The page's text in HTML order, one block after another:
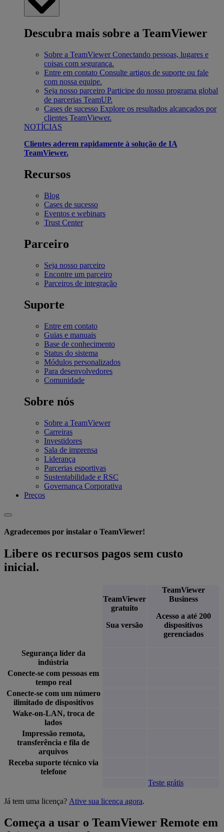
Descubra mais sobre a TeamViewer
Sobre a TeamViewer Conectando pessoas, lugares e
coisas com segurança.
Entre em contato Consulte artigos de suporte ou fale
com nossa equipe.
Seja nosso parceiro Participe do nosso programa global
de parcerias TeamUP.
Cases de sucesso Explore os resultados alcançados por
clientes TeamViewer.
NOTÍCIAS
Clientes aderem rapidamente à solução de IA
TeamViewer.
Recursos
Blog
Cases de sucesso
Eventos e webinars
Trust Center
Parceiro
Seja nosso parceiro
Encontre um parceiro
Parceiros de integração
Suporte
Entre em contato
Guias e manuais
Base de conhecimento
Status do sistema
Módulos personalizados
Para desenvolvedores
Comunidade
Sobre nós
Sobre a TeamViewer
Carreiras
Investidores
Sala de imprensa
Liderança
Parcerias esportivas
Sustentabilidade e RSC
Governança Corporativa
Preços
Agradecemos por instalar o TeamViewer!
Libere os recursos pagos sem custo
inicial.
TeamViewer
gratuito
Sua versão
TeamViewer
Business
Acesso a até 200
dispositivos
gerenciados
Segurança líder da
indústria
Conecte-se com pessoas em
tempo real
Conecte-se com um número
ilimitado de dispositivos
Wake-on-LAN, troca de
lados
Impressão remota,
transferência e fila de
arquivos
Receba suporte técnico via
telefone
Teste grátis
Já tem uma licença? Ative sua licença agora.
Começa a usar o TeamViewer Remote em